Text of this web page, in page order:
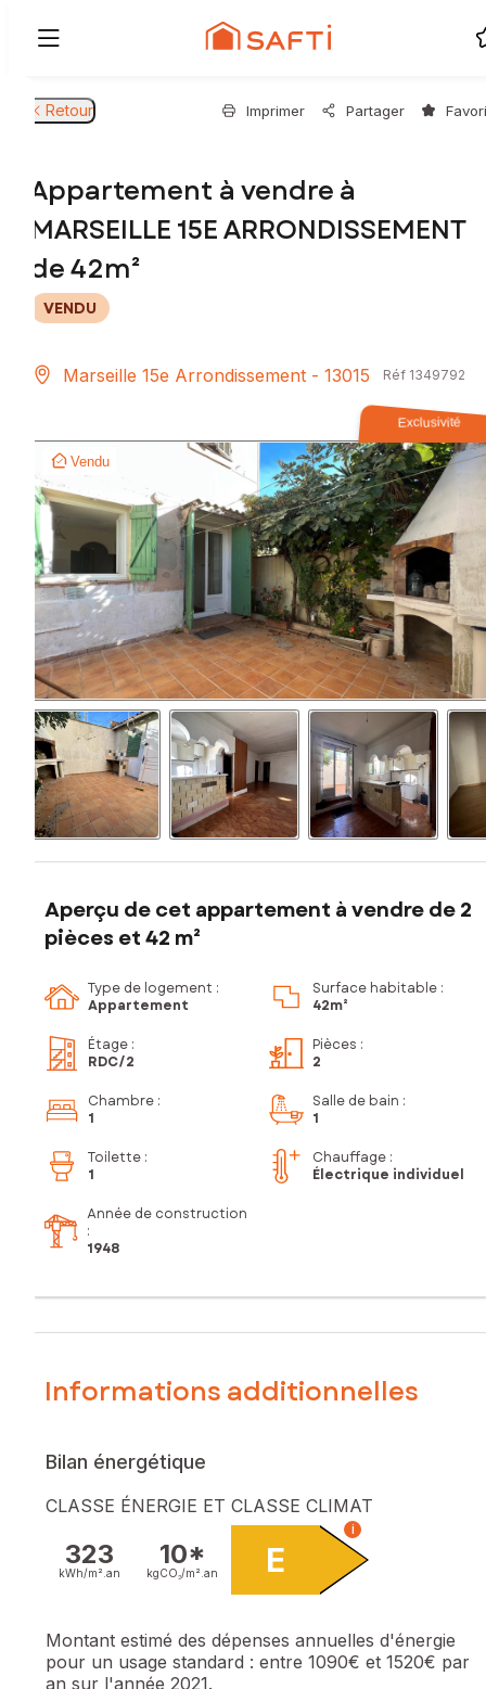
Retour Imprimer Partager
Appartement à vendre à
MARSEILLE 15E ARRONDISSEMENT
de 42m²
VENDU
Marseille 15e Arrondissement - 13015 Réf 1349792
Exclusivité
Vendu
Aperçu de cet appartement à vendre de 2
pièces et 42 m²
Type de logement :
Appartement
Surface habitable :
42m²
Étage :
RDC/2
Pièces :
2
Chambre :
1
Salle de bain :
1
Toilette :
1
Chauffage :
Électrique individuel
Année de construction
:
1948
Informations additionnelles
Bilan énergétique
CLASSE ÉNERGIE ET CLASSE CLIMAT
323
kWh/m². an
10*
kgCO₂/m². an E
i
Montant estimé des dépenses annuelles d'énergie
pour un usage standard : entre 1090€ et 1520€ par
an sur l'année 2021.